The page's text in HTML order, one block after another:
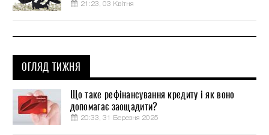
21:23, 03 Квітня
ОГЛЯД ТИЖНЯ
Що таке рефінансування кредиту і як воно
допомагає заощадити?
20:33, 31 Березня 2025